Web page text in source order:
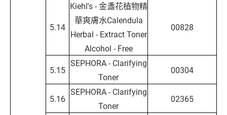
5.14
Kiehl's - 金盞花植物精
華爽膚水Calendula
Herbal - Extract Toner
Alcohol - Free
00828
5.15
SEPHORA - Clarifying
Toner
00304
5.16
SEPHORA - Clarifying
Toner
02365